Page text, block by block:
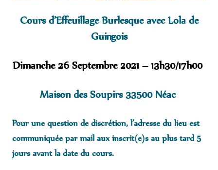
Cours d’Effeuillage Burlesque avec Lola de
Guingois
Dimanche 26 Septembre 2021 – 13h30/17h00
Maison des Soupirs 33500 Néac
Pour une question de discrétion, l’adresse du lieu est
communiquée par mail aux inscrit(e)s au plus tard 5
jours avant la date du cours.